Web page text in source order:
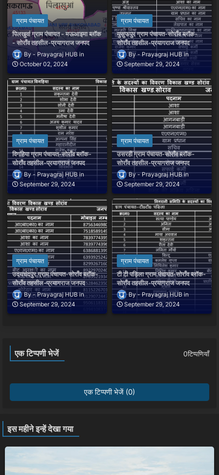
ग्राम पंचायत
पिलखुवां ग्राम पंचायत - मऊआइमा ब्लॉक
- सोराँव तहसील-प्रयागराज जनपद
Prayagraj HUB
October 02, 2024
ग्राम पंचायत
युसुफपुर ग्राम पंचायत-सोराँव ब्लॉक-
सोराँव तहसील-प्रयागराज जनपद
Prayagraj HUB
September 29, 2024
ग्राम पंचायत
विगहिया ग्राम पंचायत-सोराँव ब्लॉक-
सोराँव तहसील-प्रयागराज जनपद
Prayagraj HUB
September 29, 2024
ग्राम पंचायत
उसरही ग्राम पंचायत-सोराँव ब्लॉक-
सोराँव तहसील-प्रयागराज जनपद
Prayagraj HUB
September 29, 2024
ग्राम पंचायत
उदयचंदपुर ग्राम पंचायत-सोराँव ब्लॉक-
सोराँव तहसील-प्रयागराज जनपद
Prayagraj HUB
September 29, 2024
ग्राम पंचायत
टी टी पड़िला ग्राम पंचायत-सोराँव ब्लॉक-
सोराँव तहसील-प्रयागराज जनपद
Prayagraj HUB
September 29, 2024
एक टिप्पणी भेजें 0टिप्पणियाँ
एक टिप्पणी भेजें (0)
इस महीने इन्हें देखा गया